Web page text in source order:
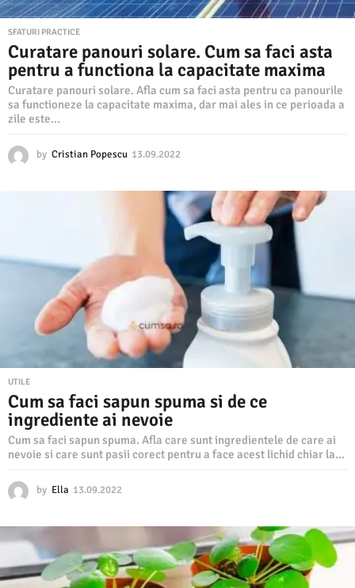
SFATURI PRACTICE
Curatare panouri solare. Cum sa faci asta
pentru a functiona la capacitate maxima
Curatare panouri solare. Afla cum sa faci asta pentru ca panourile
sa functioneze la capacitate maxima, dar mai ales in ce perioada a
zile este...
by Cristian Popescu 13.09.2022
0
9
.
2
0
2
2
UTILE
Cum sa faci sapun spuma si de ce
ingrediente ai nevoie
Cum sa faci sapun spuma. Afla care sunt ingredientele de care ai
nevoie si care sunt pasii corect pentru a face acest lichid chiar la...
by Ella 13.09.2022
9
.
2